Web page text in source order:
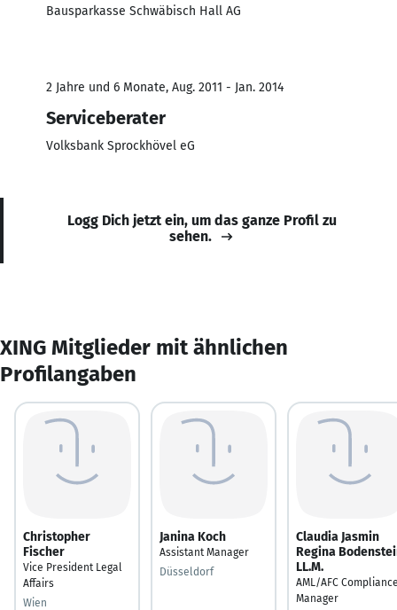
Bausparkasse Schwäbisch Hall AG
2 Jahre und 6 Monate, Aug. 2011 - Jan. 2014
Serviceberater
Volksbank Sprockhövel eG
Logg Dich jetzt ein, um das ganze Profil zu
sehen.
XING Mitglieder mit ähnlichen
Profilangaben
Christopher
Fischer
Vice President Legal
Affairs
Wien
Janina Koch
Assistant Manager
Düsseldorf
Claudia Jasmin
Regina
LL.M.
AML/AFC
Manager